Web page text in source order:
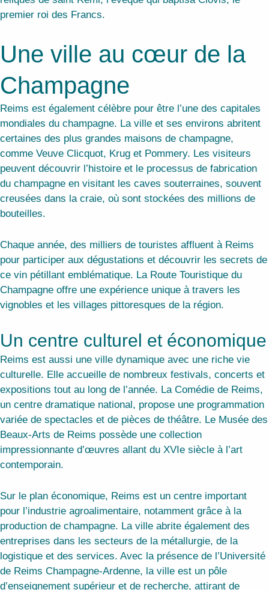
premier roi des Francs.
Une ville au cœur de la
Champagne
Reims est également célèbre pour être l’une des capitales
mondiales du champagne. La ville et ses environs abritent
certaines des plus grandes maisons de champagne,
comme Veuve Clicquot, Krug et Pommery. Les visiteurs
peuvent découvrir l’histoire et le processus de fabrication
du champagne en visitant les caves souterraines, souvent
creusées dans la craie, où sont stockées des millions de
bouteilles.
Chaque année, des milliers de touristes affluent à Reims
pour participer aux dégustations et découvrir les secrets de
ce vin pétillant emblématique. La Route Touristique du
Champagne offre une expérience unique à travers les
vignobles et les villages pittoresques de la région.
Un centre culturel et économique
Reims est aussi une ville dynamique avec une riche vie
culturelle. Elle accueille de nombreux festivals, concerts et
expositions tout au long de l’année. La Comédie de Reims,
un centre dramatique national, propose une programmation
variée de spectacles et de pièces de théâtre. Le Musée des
Beaux-Arts de Reims possède une collection
impressionnante d’œuvres allant du XVIe siècle à l’art
contemporain.
Sur le plan économique, Reims est un centre important
pour l’industrie agroalimentaire, notamment grâce à la
production de champagne. La ville abrite également des
entreprises dans les secteurs de la métallurgie, de la
logistique et des services. Avec la présence de l’Université
de Reims Champagne-Ardenne, la ville est un pôle
d’enseignement supérieur et de recherche, attirant de